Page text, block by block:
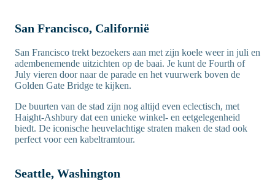
San Francisco, Californië
San Francisco trekt bezoekers aan met zijn koele weer in juli en
adembenemende uitzichten op de baai. Je kunt de Fourth of
July vieren door naar de parade en het vuurwerk boven de
Golden Gate Bridge te kijken.
De buurten van de stad zijn nog altijd even eclectisch, met
Haight-Ashbury dat een unieke winkel- en eetgelegenheid
biedt. De iconische heuvelachtige straten maken de stad ook
perfect voor een kabeltramtour.
Seattle, Washington